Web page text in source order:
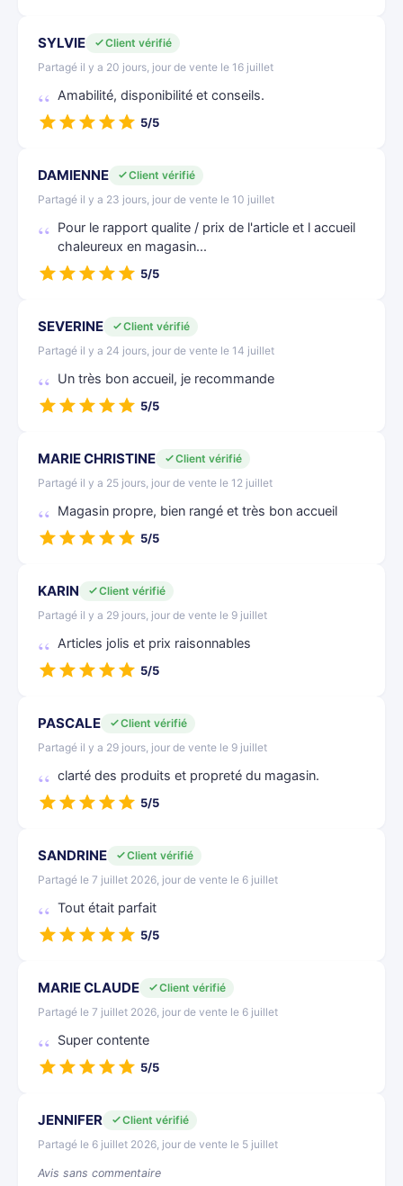
SYLVIE
Client vérifié
Partagé il y a 20 jours, jour de vente le 16 juillet
Amabilité, disponibilité et conseils.
5/5
DAMIENNE
Client vérifié
Partagé il y a 23 jours, jour de vente le 10 juillet
Pour le rapport qualite / prix de l'article et l accueil
chaleureux en magasin...
5/5
SEVERINE
Client vérifié
Partagé il y a 24 jours, jour de vente le 14 juillet
Un très bon accueil, je recommande
5/5
MARIE CHRISTINE
Client vérifié
Partagé il y a 25 jours, jour de vente le 12 juillet
Magasin propre, bien rangé et très bon accueil
5/5
KARIN
Client vérifié
Partagé il y a 29 jours, jour de vente le 9 juillet
Articles jolis et prix raisonnables
5/5
PASCALE
Client vérifié
Partagé il y a 29 jours, jour de vente le 9 juillet
clarté des produits et propreté du magasin.
5/5
SANDRINE
Client vérifié
Partagé le 7 juillet 2026, jour de vente le 6 juillet
Tout était parfait
5/5
MARIE CLAUDE
Client vérifié
Partagé le 7 juillet 2026, jour de vente le 6 juillet
Super contente
5/5
JENNIFER
Client vérifié
Partagé le 6 juillet 2026, jour de vente le 5 juillet
Avis sans commentaire